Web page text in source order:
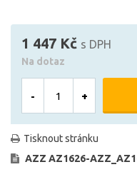
1 447 Kč s DPH
Na dotaz
- +
Tisknout stránku
AZZ AZ1626-